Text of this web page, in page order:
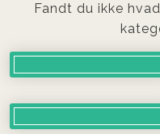
Fandt du ikke